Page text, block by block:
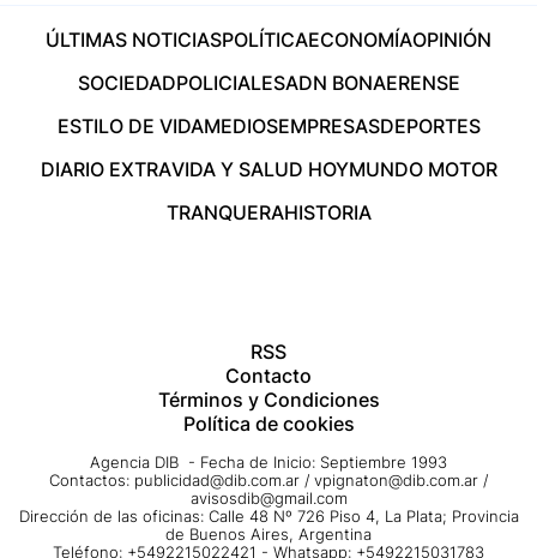
ÚLTIMAS NOTICIASPOLÍTICAECONOMÍAOPINIÓN
SOCIEDADPOLICIALESADN BONAERENSE
ESTILO DE VIDAMEDIOSEMPRESASDEPORTES
DIARIO EXTRAVIDA Y SALUD HOYMUNDO MOTOR
TRANQUERAHISTORIA
RSS
Contacto
Términos y Condiciones
Política de cookies
Agencia DIB - Fecha de Inicio: Septiembre 1993
Contactos: publicidad@dib.com.ar / vpignaton@dib.com.ar /
avisosdib@gmail.com
Dirección de las oficinas: Calle 48 Nº 726 Piso 4, La Plata; Provincia
de Buenos Aires, Argentina
Teléfono: +5492215022421 - Whatsapp: +5492215031783